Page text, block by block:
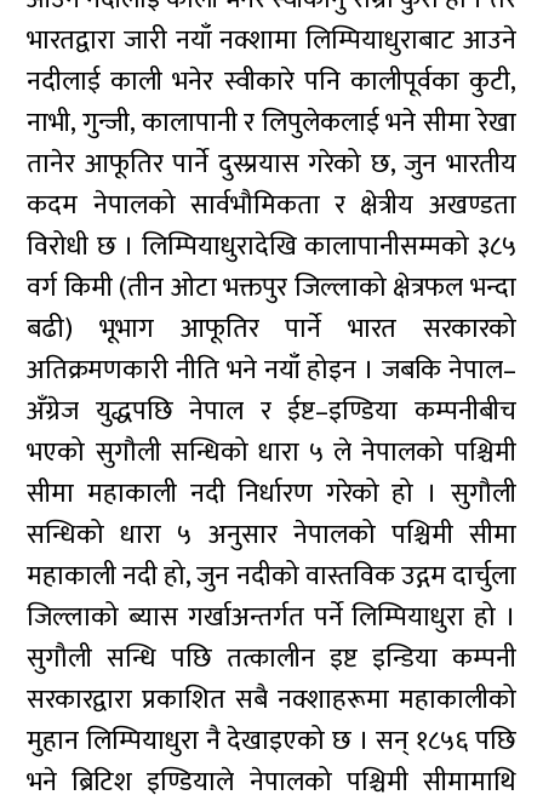
भारतद्वारा जारी नयाँ नक्शामा लिम्पियाधुराबाट आउने
नदीलाई काली भनेर स्वीकारे पनि कालीपूर्वका कुटी,
नाभी, गुन्जी, कालापानी र लिपुलेकलाई भने सीमा रेखा
तानेर आफूतिर पार्ने दुस्प्रयास गरेको छ, जुन भारतीय
कदम नेपालको सार्वभौमिकता र क्षेत्रीय अखण्डता
विरोधी छ । लिम्पियाधुरादेखि कालापानीसम्मको ३८५
वर्ग किमी (तीन ओटा भक्तपुर जिल्लाको क्षेत्रफल भन्दा
बढी) भूभाग आफूतिर पार्ने भारत सरकारको
अतिक्रमणकारी नीति भने नयाँ होइन । जबकि नेपाल–
अँग्रेज युद्धपछि नेपाल र ईष्ट–इण्डिया कम्पनीबीच
भएको सुगौली सन्धिको धारा ५ ले नेपालको पश्चिमी
सीमा महाकाली नदी निर्धारण गरेको हो । सुगौली
सन्धिको धारा ५ अनुसार नेपालको पश्चिमी सीमा
महाकाली नदी हो, जुन नदीको वास्तविक उद्गम दार्चुला
जिल्लाको ब्यास गर्खाअन्तर्गत पर्ने लिम्पियाधुरा हो ।
सुगौली सन्धि पछि तत्कालीन इष्ट इन्डिया कम्पनी
सरकारद्वारा प्रकाशित सबै नक्शाहरूमा महाकालीको
मुहान लिम्पियाधुरा नै देखाइएको छ । सन् १८५६ पछि
भने ब्रिटिश इण्डियाले नेपालको पश्चिमी सीमामाथि